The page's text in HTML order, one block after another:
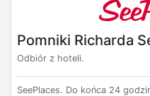
Pomniki Richarda
Odbiór z hoteli.
SeePlaces. Do końca 24